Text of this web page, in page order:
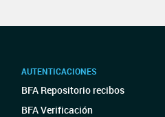
AUTENTICACIONES
BFA Repositorio recibos
BFA Verificación